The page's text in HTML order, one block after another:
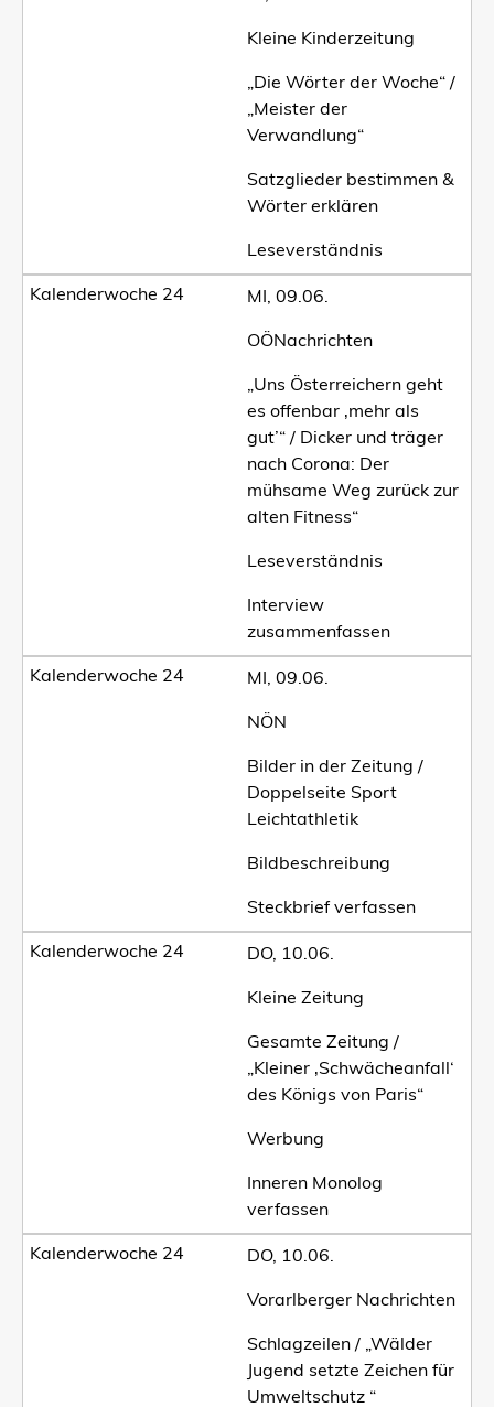
Kleine Kinderzeitung
„Die Wörter der Woche“ /
„Meister der
Verwandlung“
Satzglieder bestimmen &
Wörter erklären
Leseverständnis
MI, 09.06.
OÖNachrichten
„Uns Österreichern geht
es offenbar ‚mehr als
gut’“ / Dicker und träger
nach Corona: Der
mühsame Weg zurück zur
alten Fitness“
Leseverständnis
Interview
zusammenfassen
MI, 09.06.
NÖN
Bilder in der Zeitung /
Doppelseite Sport
Leichtathletik
Bildbeschreibung
Steckbrief verfassen
DO, 10.06.
Kleine Zeitung
Gesamte Zeitung /
„Kleiner ‚Schwächeanfall‘
des Königs von Paris“
Werbung
Inneren Monolog
verfassen
DO, 10.06.
Vorarlberger Nachrichten
Schlagzeilen / „Wälder
Jugend setzte Zeichen für
Umweltschutz “